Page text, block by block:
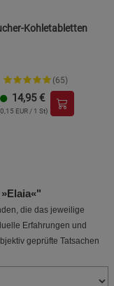
Kohletabletten
(65)
14,95 €
EUR / 1 St)
die das jeweilige
Erfahrungen und
geprüfte Tatsachen